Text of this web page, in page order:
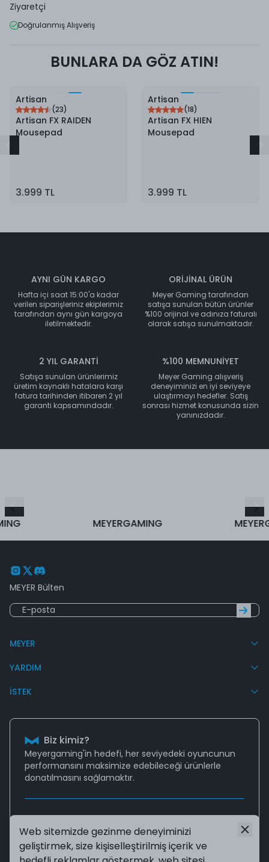
Web sitemizde gezinme deneyiminizi
geliştirmek, size kişiselleştirilmiş içerik ve
Ziyaretçi
Doğrulanmış Alışveriş
BUNLARA DA GÖZ ATIN!
Artisan
(23)
Artisan FX RAIDEN
Mousepad
3.999 TL
Artisan
(18)
Artisan FX HIEN
Mousepad
3.999 TL
AYNI GÜN KARGO
Hafta içi saat 15:00'a kadar
verilen siparişleriniz ekiplerimiz
tarafından aynı gün kargoya
iletilmektedir.
ORİJİNAL ÜRÜN
Meyer Gaming tarafından
satışa sunulan bütün ürünler
%100 orijinal ve adınıza faturalı
olarak satışa sunulmaktadır.
2 YIL GARANTİ
Satışa sunulan ürünlerimiz
üretim kaynaklı hatalara karşı
fatura tarihinden itibaren 2 yıl
garanti kapsamındadır.
%100 MEMNUNİYET
Meyer Gaming alışveriş
deneyiminizi en iyi seviyeye
ulaştırmayı hedefler. Satış
sonrası hizmet konusunda sizin
yanınızdadır.
MEYERGAMING
MEYER Bülten
MEYER
YARDIM
İSTEK
Biz kimiz?
Meyergaming'in hedefi, her seviyedeki oyuncunun
performansını maksimize edebileceği ürünlerle
donatılmasını sağlamaktır.
Aklınıza takılan tüm sorularınız için
destek@meyergaming.commail adresinden bize
ulaşabilir ya daSıkça Sorulan Sorularsayfasına